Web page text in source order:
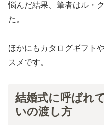
悩んだ結果、筆者はル・
た。
ほかにもカタログギフト
スメです。
結婚式に呼ばれ
いの渡し方